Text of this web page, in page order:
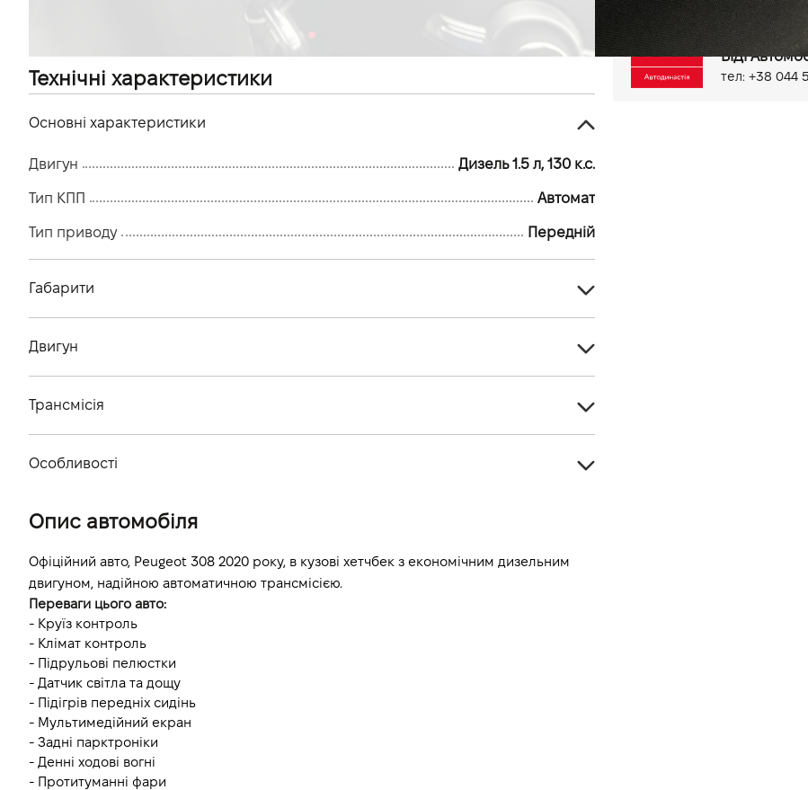
Підігрів дзеркал
Обігрів
Лебідка
Київ, вул.
ВІДІ
тел: +38 044
Технічні характеристики
Основні характеристики
Двигун Дизель 1.5 л, 130 к.с.
Тип КПП Автомат
Тип приводу Передній
Габарити
Кiлькiсть мiсць, шт
Двигун
Потужність двигуна (к.с.)
Викиди CO2, г/км (змішаний)
Динаміка розгону 0-100 км/г
Трансмісія
Особливості
Опис автомобіля
Офіційний авто, Peugeot 308 2020 року, в кузові хетчбек з економічним дизельним
двигуном, надійною автоматичною трансмісією.
Переваги цього авто:
- Круїз контроль
- Клімат контроль
- Підрульові пелюстки
- Датчик світла та дощу
- Підігрів передніх сидінь
- Мультимедійний екран
- Задні парктроніки
- Денні ходові вогні
- Протитуманні фари
Підпишись на наш канал та слідкуй за
акціями, послугами та новинками